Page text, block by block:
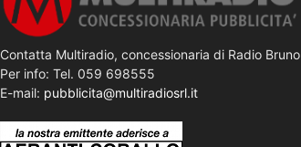
Contatta Multiradio, concessionaria di Radio Bruno
Per info: Tel. 059 698555
E-mail: pubblicita@multiradiosrl.it